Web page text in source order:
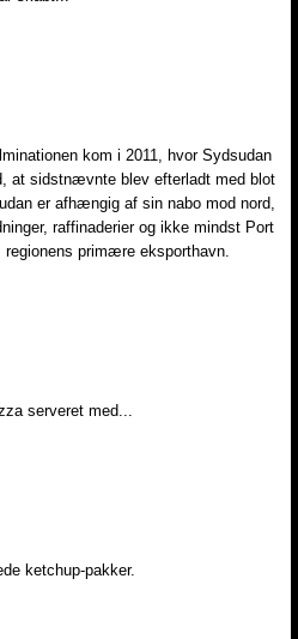
kom i 2011, hvor Sydsudan
at sidstnævnte blev efterladt med blot
er afhængig af sin nabo mod nord,
raffinaderier og ikke mindst Port
primære eksporthavn.​
serveret med...​
ketchup-pakker.​